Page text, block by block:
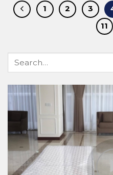
1 2 3
11